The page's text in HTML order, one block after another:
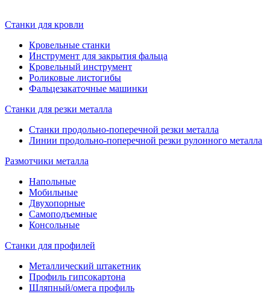
Станки для кровли
Кровельные станки
Инструмент для закрытия фальца
Кровельный инструмент
Роликовые листогибы
Фальцезакаточные машинки
Станки для резки металла
Станки продольно-поперечной резки металла
Линии продольно-поперечной резки рулонного металла
Размотчики металла
Напольные
Мобильные
Двухопорные
Самоподъемные
Консольные
Станки для профилей
Металлический штакетник
Профиль гипсокартона
Шляпный/омега профиль